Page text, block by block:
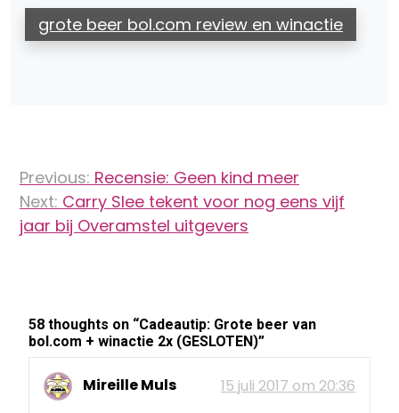
grote beer bol.com review en winactie
navigatie
Previous: Recensie: Geen kind meer
Next: Carry Slee tekent voor nog eens vijf
jaar bij Overamstel uitgevers
58 thoughts on “Cadeautip: Grote beer van
bol.com + winactie 2x (GESLOTEN)”
Mireille Muls
15 juli 2017 om 20:36